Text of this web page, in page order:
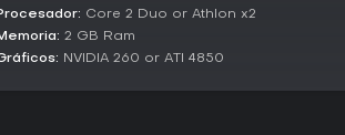
Core 2 Duo or Athlon x2
2 GB Ram
NVIDIA 260 or ATI 4850